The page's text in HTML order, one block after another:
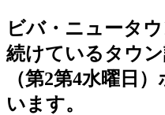
ビバ・ニュータ
続けているタウ
（第2第4水曜日
います。